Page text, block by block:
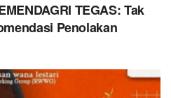
TEGAS: Tak
Penolakan